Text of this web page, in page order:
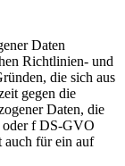
Daten
Richtlinien- und
die sich aus
gegen die
Daten, die
oder f DS-GVO
auch für ein auf